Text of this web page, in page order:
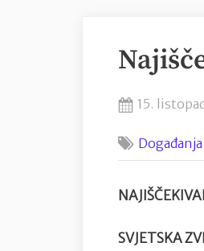
Posted
15.
Događanja
SVJETSKA